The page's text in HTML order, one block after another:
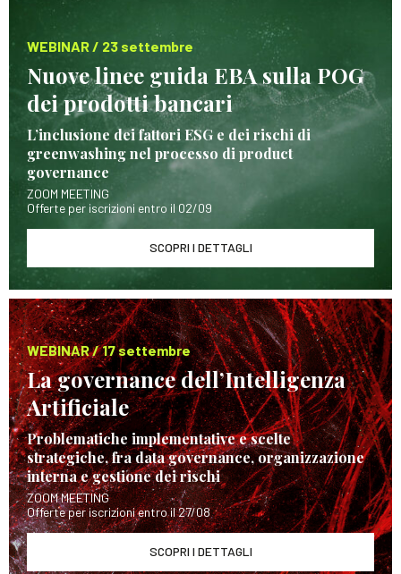
WEBINAR / 23 settembre
Nuove linee guida EBA sulla POG
dei prodotti bancari
L’inclusione dei fattori ESG e dei rischi di
greenwashing nel processo di product
governance
ZOOM MEETING
Offerte per iscrizioni entro il 02/09
SCOPRI I DETTAGLI
WEBINAR / 17 settembre
La governance dell’Intelligenza
Artificiale
Problematiche implementative e scelte
strategiche, fra data governance, organizzazione
interna e gestione dei rischi
ZOOM MEETING
Offerte per iscrizioni entro il 27/08
SCOPRI I DETTAGLI